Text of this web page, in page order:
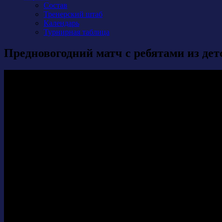
Состав
Тренерский штаб
Календарь
Турнирная таблица
Предновогодний матч с ребятами из